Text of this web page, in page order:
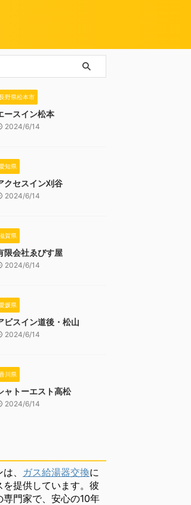
野県松本市
ースイン松本
2024/6/14
知県
クセスイン刈谷
2024/6/14
賀県
限会社ゑびす屋
2024/6/14
媛県
ビスイン道後・松山
2024/6/14
川県
ャトーエスト高松
2024/6/14
、 ガス給湯器交換に
提供しています。彼
専門家で、安心の10年